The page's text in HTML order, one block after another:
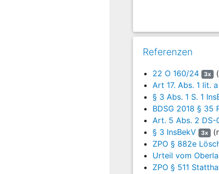
9 • keine
10 Das Landgericht
die Erteilung
Demgegenüber hätten
DSG-VO in Bezug auf
Mindestmaß zu
Beklagte mit der
Bestimmung über die
der Ansicht des
Eintrag nicht um
Beklagten beschränkt
des§ 35 Abs. 2 S. 2 Nr.
Referenzen
22 O 160/24 3x
Art 17. Abs. 1 lit.
§ 3 Abs. 1 S. 1
BDSG 2018 § 35
Art. 5 Abs. 2 DS-
§ 3 InsBekV
3x
ZPO § 882e
Urteil vom
ZPO § 511